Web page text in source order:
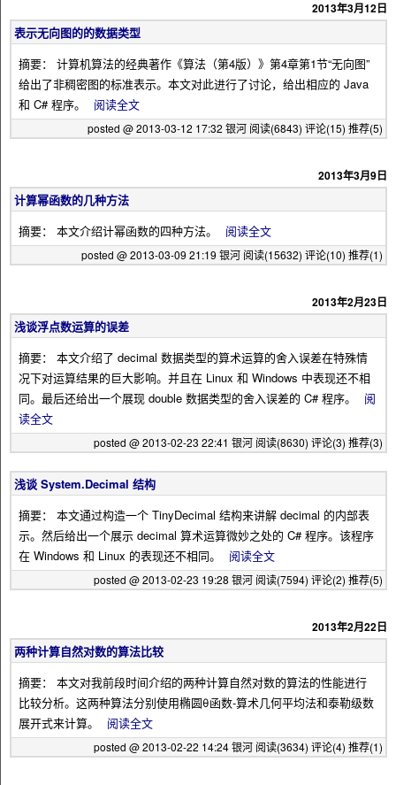
2013年3月12日
表示无向图的的数据类型
摘要： 计算机算法的经典著作《算法（第4版）》第4章第1节“无向图”
给出了非稠密图的标准表示。本文对此进行了讨论，给出相应的 Java
和 C# 程序。
阅读全文
posted @ 2013-03-12 17:32 银河 阅读(6843) 评论(15) 推荐(5)
2013年3月9日
计算幂函数的几种方法
摘要： 本文介绍计幂函数的四种方法。
阅读全文
posted @ 2013-03-09 21:19 银河 阅读(15632) 评论(10) 推荐(1)
2013年2月23日
浅谈浮点数运算的误差
摘要： 本文介绍了 decimal 数据类型的算术运算的舍入误差在特殊情
况下对运算结果的巨大影响。并且在 Linux 和 Windows 中表现还不相
同。最后还给出一个展现 double 数据类型的舍入误差的 C# 程序。
阅
读全文
posted @ 2013-02-23 22:41 银河 阅读(8630) 评论(3) 推荐(3)
浅谈 System.Decimal 结构
摘要： 本文通过构造一个 TinyDecimal 结构来讲解 decimal 的内部表
示。然后给出一个展示 decimal 算术运算微妙之处的 C# 程序。该程序
在 Windows 和 Linux 的表现还不相同。
阅读全文
posted @ 2013-02-23 19:28 银河 阅读(7594) 评论(2) 推荐(5)
2013年2月22日
两种计算自然对数的算法比较
摘要： 本文对我前段时间介绍的两种计算自然对数的算法的性能进行
比较分析。这两种算法分别使用椭圆θ函数-算术几何平均法和泰勒级数
展开式来计算。
阅读全文
posted @ 2013-02-22 14:24 银河 阅读(3634) 评论(4) 推荐(1)